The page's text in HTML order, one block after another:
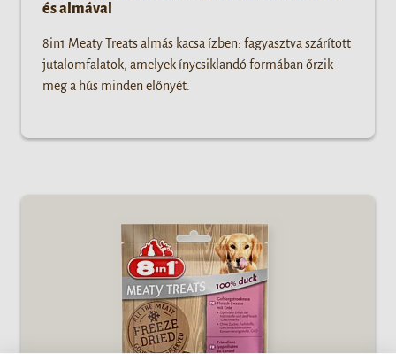
és almával
8in1 Meaty Treats almás kacsa ízben: fagyasztva szárított
jutalomfalatok, amelyek ínycsiklandó formában őrzik
meg a hús minden előnyét.